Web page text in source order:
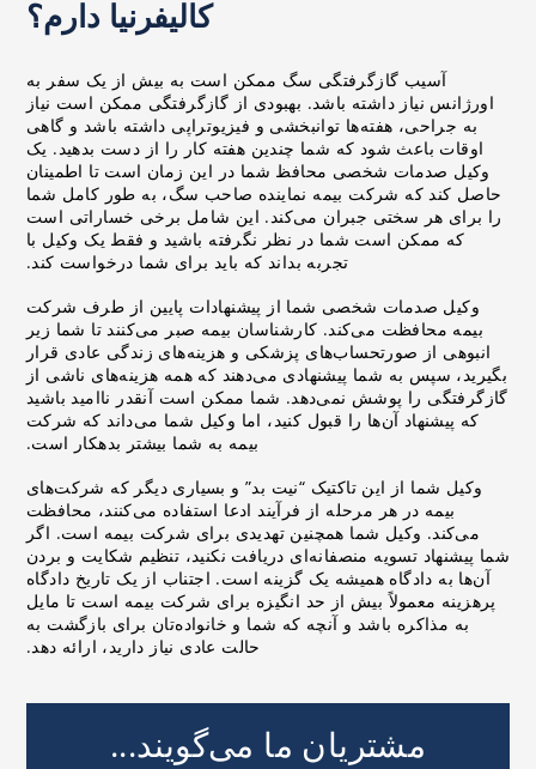
کالیفرنیا دارم؟
آسیب گازگرفتگی سگ ممکن است به بیش از یک سفر به
اورژانس نیاز داشته باشد. بهبودی از گازگرفتگی ممکن است نیاز
به جراحی، هفته‌ها توانبخشی و فیزیوتراپی داشته باشد و گاهی
اوقات باعث شود که شما چندین هفته کار را از دست بدهید. یک
وکیل صدمات شخصی محافظ شما در این زمان است تا اطمینان
حاصل کند که شرکت بیمه نماینده صاحب سگ، به طور کامل شما
را برای هر سختی جبران می‌کند. این شامل برخی خساراتی است
که ممکن است شما در نظر نگرفته باشید و فقط یک وکیل با
تجربه بداند که باید برای شما درخواست کند.
وکیل صدمات شخصی شما از پیشنهادات پایین از طرف شرکت
بیمه محافظت می‌کند. کارشناسان بیمه صبر می‌کنند تا شما زیر
انبوهی از صورتحساب‌های پزشکی و هزینه‌های زندگی عادی قرار
بگیرید، سپس به شما پیشنهادی می‌دهند که همه هزینه‌های ناشی از
گازگرفتگی را پوشش نمی‌دهد. شما ممکن است آنقدر ناامید باشید
که پیشنهاد آن‌ها را قبول کنید، اما وکیل شما می‌داند که شرکت
بیمه به شما بیشتر بدهکار است.
وکیل شما از این تاکتیک “نیت بد” و بسیاری دیگر که شرکت‌های
بیمه در هر مرحله از فرآیند ادعا استفاده می‌کنند، محافظت
می‌کند. وکیل شما همچنین تهدیدی برای شرکت بیمه است. اگر
شما پیشنهاد تسویه منصفانه‌ای دریافت نکنید، تنظیم شکایت و بردن
آن‌ها به دادگاه همیشه یک گزینه است. اجتناب از یک تاریخ دادگاه
پرهزینه معمولاً بیش از حد انگیزه برای شرکت بیمه است تا مایل
به مذاکره باشد و آنچه که شما و خانواده‌تان برای بازگشت به
حالت عادی نیاز دارید، ارائه دهد.
مشتریان ما می‌گویند...